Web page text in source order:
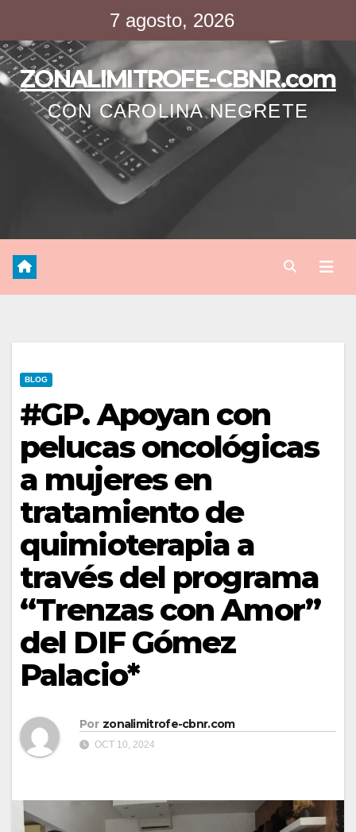
contenido
7 agosto, 2026
ZONALIMITROFE-CBNR.com
CON CAROLINA NEGRETE
BLOG
#GP. Apoyan con
pelucas oncológicas
a mujeres en
tratamiento de
quimioterapia a
través del programa
“Trenzas con Amor”
del DIF Gómez
Palacio*
Por zonalimitrofe-cbnr.com
OCT 10, 2024